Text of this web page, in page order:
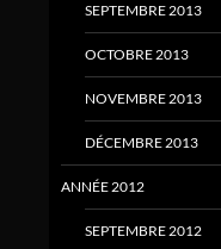
SEPTEMBRE 2013
OCTOBRE 2013
NOVEMBRE 2013
DÉCEMBRE 2013
ANNÉE 2012
SEPTEMBRE 2012